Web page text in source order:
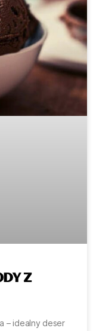
Z
– idealny deser